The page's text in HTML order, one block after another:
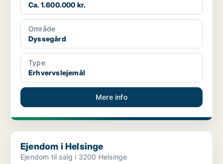
Ca. 1.600.000 kr.
Område
Dyssegård
Type
Erhvervslejemål
Mere info
Ejendom i Helsinge
Ejendom i Helsinge
Ejendom til salg i 3200 Helsinge